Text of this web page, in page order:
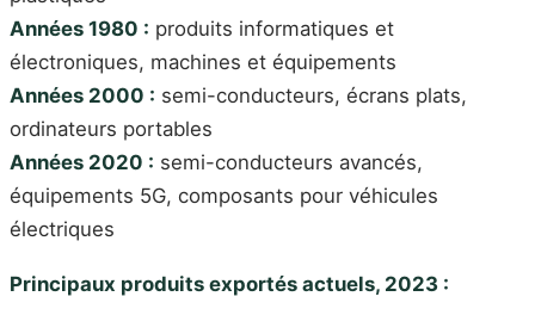
Années 1980 : produits informatiques et
électroniques, machines et équipements
Années 2000 : semi-conducteurs, écrans plats,
ordinateurs portables
Années 2020 : semi-conducteurs avancés,
équipements 5G, composants pour véhicules
électriques
Principaux produits exportés actuels, 2023 :